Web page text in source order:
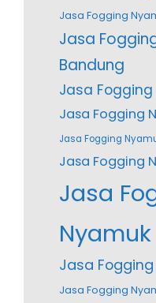
Jasa Fogging
Jasa
Bandung
Jasa
Jasa Fogging
Jasa Fogging
Jasa Fogging
Jasa
Jasa
Jasa Fogging